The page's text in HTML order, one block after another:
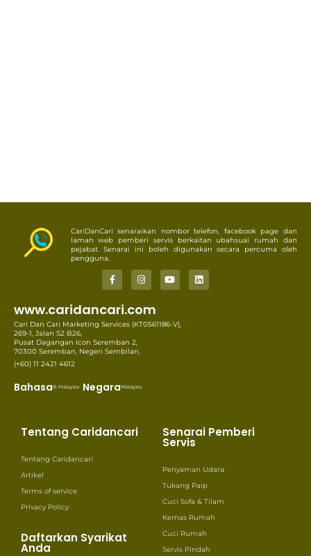
CariDanCari senaraikan nombor telefon, facebook page dan
laman web pemberi servis berkaitan ubahsuai rumah dan
pejabat. Senarai ini boleh digunakan secara percuma oleh
pengguna.
www.caridancari.com
Cari Dan Cari Marketing Services (KT0561186-V),
269-1, Jalan S2 B26,
Pusat Dagangan Icon Seremban 2,
70300 Seremban, Negeri Sembilan.
(+60) 11 2421 4612
BahasaB. Malaysia NegaraMalaysia
Tentang Caridancari
Tentang Caridancari
Artikel
Terms of service
Privacy Policy
Daftarkan Syarikat
Anda
Senarai Pemberi
Servis
Penyaman Udara
Tukang Paip
Cuci Sofa & Tilam
Kemas Rumah
Cuci Rumah
Servis Pindah